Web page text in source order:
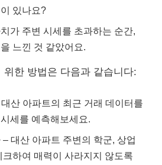
있나요?
가 주변 시세를 초과하는 순간,
느낀 것 같았어요.
위한 방법은 다음과 같습니다:
산 아파트의 최근 거래 데이터를
세를 예측해보세요.
대산 아파트 주변의 학군, 상업
하여 매력이 사라지지 않도록